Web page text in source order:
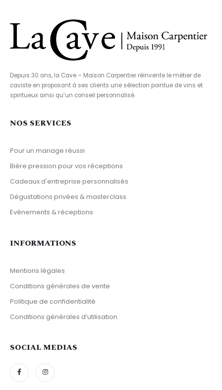
Depuis 30 ans, la Cave – Maison Carpentier réinvente le métier de
caviste en proposant à ses clients une sélection pointue de vins et
spiritueux ainsi qu’un conseil personnalisé.
NOS SERVICES
Pour un mariage réussi
Bière pression pour vos réceptions
Cadeaux d'entreprise personnalisés
Dégustations privées & masterclass
Evènements & réceptions
INFORMATIONS
Mentions légales
Conditions générales de vente
Politique de confidentialité
Conditions générales d’utilisation
SOCIAL MEDIAS